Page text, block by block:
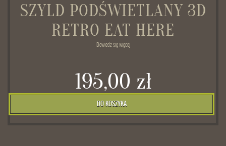
SZYLD PODŚWIETLANY 3D
RETRO EAT HERE
Dowiedz się więcej
195,00 zł
DO KOSZYKA